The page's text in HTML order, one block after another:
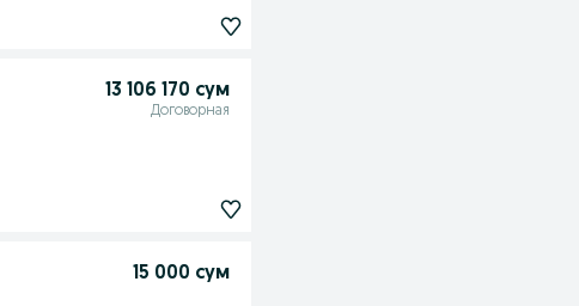
13 106 170 сум
Договорная
15 000 сум